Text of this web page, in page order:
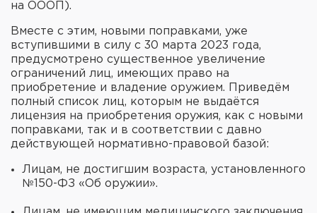
на ОООП).
Вместе с этим, новыми поправками, уже
вступившими в силу с 30 марта 2023 года,
предусмотрено существенное увеличение
ограничений лиц, имеющих право на
приобретение и владение оружием. Приведём
полный список лиц, которым не выдаётся
лицензия на приобретения оружия, как с новыми
поправками, так и в соответствии с давно
действующей нормативно-правовой базой:
Лицам, не достигшим возраста, установленного
№150-ФЗ «Об оружии».